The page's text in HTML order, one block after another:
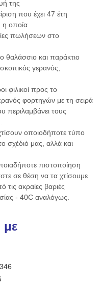
της
που έχει 47 έτη
η οποία
πωλήσεων στο
θαλάσσιο και παράκτιο
γερανός,
φιλικοί προς το
φορτηγών με τη σειρά
περιλαμβάνει τους
οποιοδήποτε τύπο
σχέδιό μας, αλλά και
πιστοποίηση
σε θέση να τα χτίσουμε
ακραίες βαριές
- 40C αναλόγως.
με